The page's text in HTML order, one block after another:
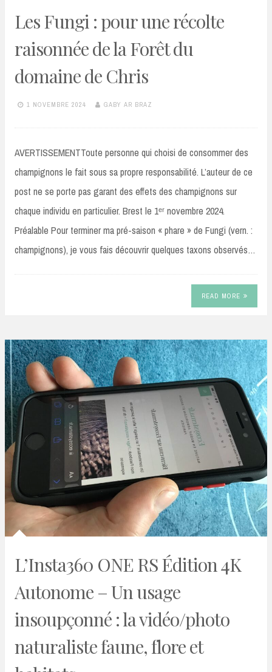
Les Fungi : pour une récolte
raisonnée de la Forêt du
domaine de Chris
1 NOVEMBRE 2024 GABY AR BRAZ
AVERTISSEMENTToute personne qui choisi de consommer des
champignons le fait sous sa propre responsabilité. L’auteur de ce
post ne se porte pas garant des effets des champignons sur
chaque individu en particulier. Brest le 1ᵉʳ novembre 2024.
Préalable Pour terminer ma pré-saison « phare » de Fungi (vern. :
champignons), je vous fais découvrir quelques taxons observés…
READ MORE
L’Insta360 ONE RS Édition 4K
Autonome – Un usage
insoupçonné : la vidéo/photo
naturaliste faune, flore et